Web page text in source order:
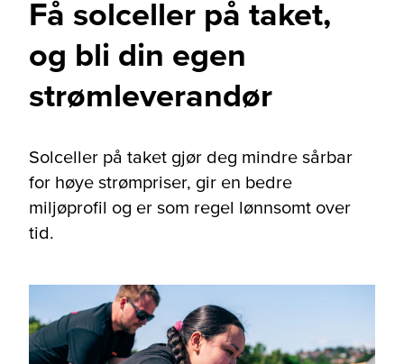
Få solceller på taket,
og bli din egen
strømleverandør
Solceller på taket gjør deg mindre sårbar
for høye strømpriser, gir en bedre
miljøprofil og er som regel lønnsomt over
tid.